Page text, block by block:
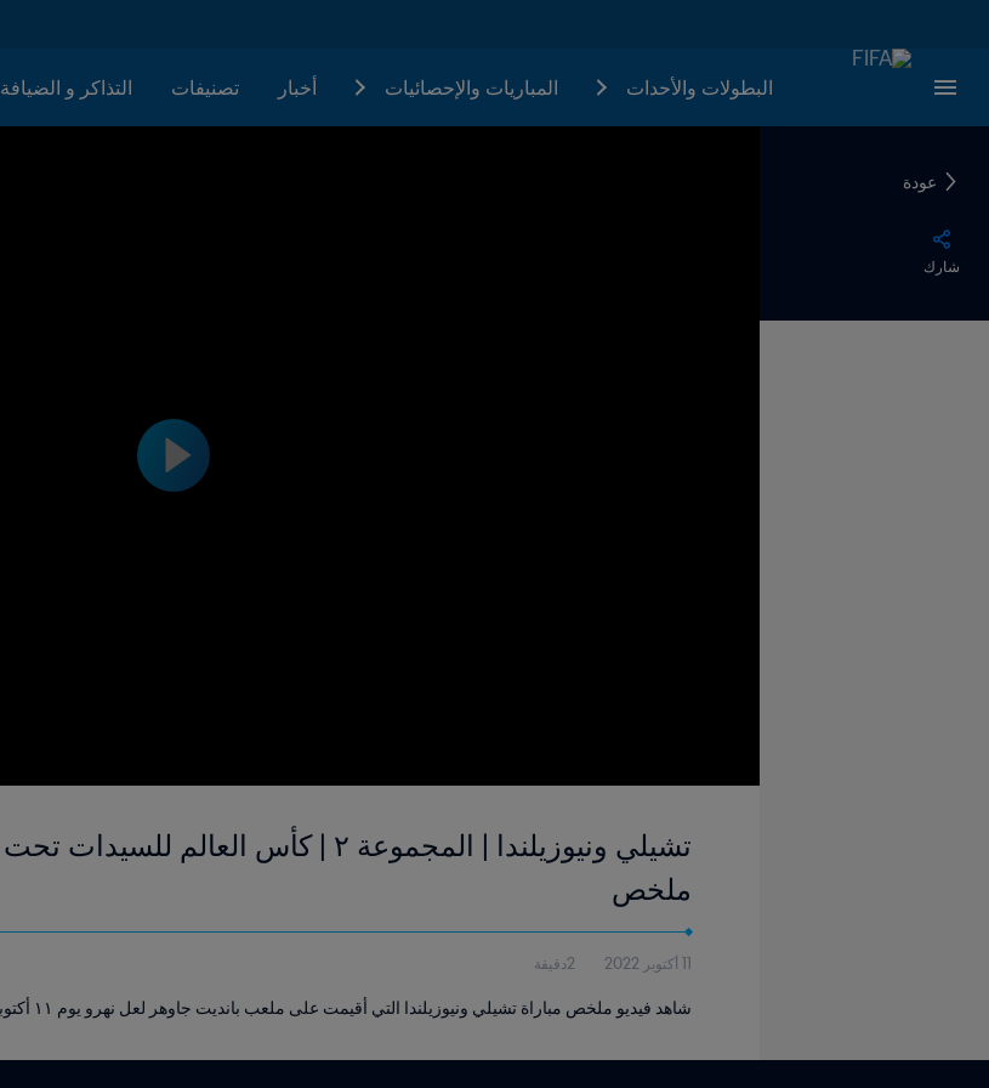
البطولات والأحدات المباريات والإحصائيات أخبار تصنيفات التذاكر و الضيافة
عودة
شارك
ملخص
11 أكتوبر 2022 2دقيقة
شاهد فيديو ملخص مباراة تشيلي ونيوزيلندا التي أقيمت على ملعب بانديت جاوهر لعل نهرو يوم ١١ أكتوبر ٢٠٢٢ الساعة ١٦:٣٠